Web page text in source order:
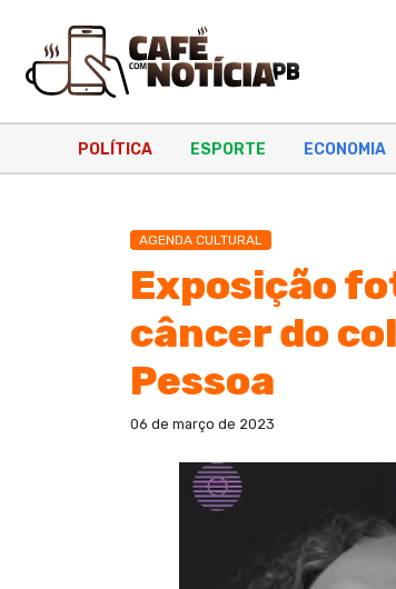
POLÍTICA ESPORTE ECONOMIA
AGENDA CULTURAL
Exposição
câncer do
Pessoa
06 de março de 2023